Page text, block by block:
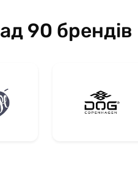
90 брендів